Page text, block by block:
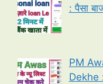
: पैसा
PM
Dekhe